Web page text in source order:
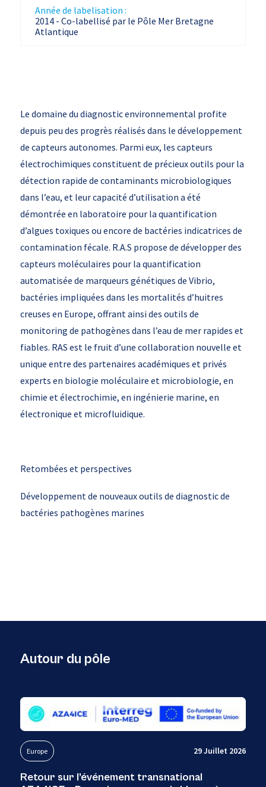
Année de labelisation :
2014 - Co-labellisé par le Pôle Mer Bretagne
Atlantique
Le domaine du diagnostic environnemental profite
depuis peu des progrès réalisés dans le développement
de capteurs autonomes. Parmi eux, les capteurs
électrochimiques constituent de précieux outils pour la
détection rapide de contaminants microbiologiques
dans l’eau, et leur capacité d’utilisation a été
démontrée en laboratoire pour la quantification
d’algues toxiques ou encore de bactéries indicatrices de
contamination fécale. R.A.S propose de développer des
capteurs moléculaires pour la quantification
automatisée de marqueurs génétiques de Vibrio,
bactéries impliquées dans les mortalités d’huitres
creuses en Europe, offrant ainsi des outils de
monitoring de pathogènes dans l’eau de mer rapides et
fiables. RAS est le fruit d’une collaboration nouvelle et
unique entre des partenaires académiques et privés
experts en biologie moléculaire et microbiologie, en
chimie et électrochimie, en ingénierie marine, en
électronique et microfluidique.
Retombées et perspectives
Développement de nouveaux outils de diagnostic de
bactéries pathogènes marines
Autour du pôle
Europe 29 Juillet 2026
Retour sur l’événement transnational